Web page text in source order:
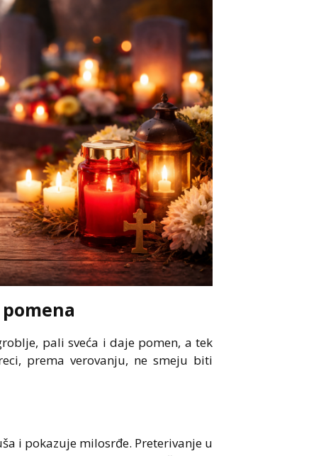
pali sveća i daje pomen, a tek
prema verovanju, ne smeju biti
i pokazuje milosrđe. Preterivanje u